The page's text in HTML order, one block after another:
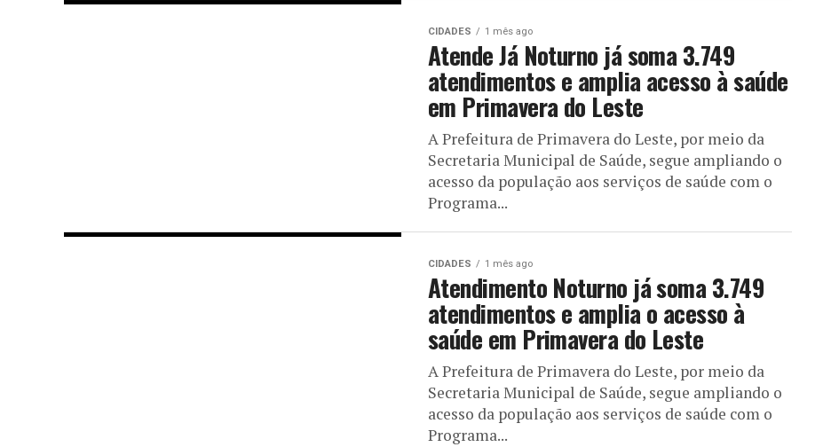
CIDADES 1 mês ago
Atende Já Noturno já soma 3.749
atendimentos e amplia acesso à saúde
em Primavera do Leste
A Prefeitura de Primavera do Leste, por meio da
Secretaria Municipal de Saúde, segue ampliando o
acesso da população aos serviços de saúde com o
Programa...
CIDADES 1 mês ago
Atendimento Noturno já soma 3.749
atendimentos e amplia o acesso à
saúde em Primavera do Leste
A Prefeitura de Primavera do Leste, por meio da
Secretaria Municipal de Saúde, segue ampliando o
acesso da população aos serviços de saúde com o
Programa...